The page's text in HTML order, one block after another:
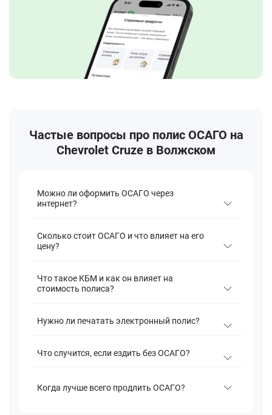
Частые вопросы про полис ОСАГО на
Chevrolet Cruze в Волжском
Можно ли оформить ОСАГО через
интернет?
Сколько стоит ОСАГО и что влияет на его
цену?
Что такое КБМ и как он влияет на
стоимость полиса?
Нужно ли печатать электронный полис?
Что случится, если ездить без ОСАГО?
Когда лучше всего продлить ОСАГО?